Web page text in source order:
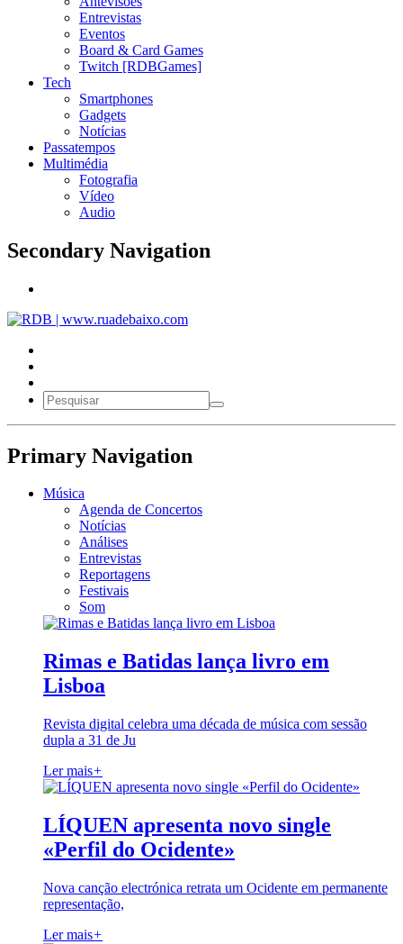
Entrevistas
Eventos
Board & Card Games
Twitch [RDBGames]
Tech
Smartphones
Gadgets
Notícias
Passatempos
Multimédia
Fotografia
Vídeo
Audio
Secondary Navigation
Primary Navigation
Música
Agenda de Concertos
Notícias
Análises
Entrevistas
Reportagens
Festivais
Som
Rimas e Batidas lança livro em
Lisboa
Revista digital celebra uma década de música com sessão
dupla a 31 de Ju
Ler mais+
LÍQUEN apresenta novo single
«Perfil do Ocidente»
Nova canção electrónica retrata um Ocidente em permanente
representação,
Ler mais+